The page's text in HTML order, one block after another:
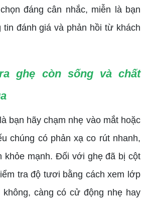
đáng cân nhắc, miễn là bạn
tin đánh giá và phản hồi từ khách
ghẹ còn sống và chất
bạn hãy chạm nhẹ vào mắt hoặc
chúng có phản xạ co rút nhanh,
khỏe mạnh. Đối với ghẹ đã bị cột
tra độ tươi bằng cách xem lớp
càng có cử động nhẹ hay